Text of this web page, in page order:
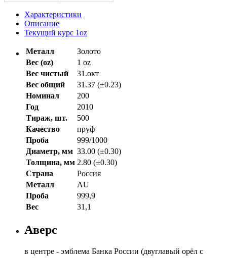
Характеристики
Описание
Текущий курс 1oz
Металл
Золото
Вес (oz)
1 oz
Вес чистый
31.окт
Вес общий
31.37 (±0.23)
Номинал
200
Год
2010
Тираж, шт.
500
Качество
пруф
Проба
999/1000
Диаметр, мм 33.00 (±0.30)
Толщина, мм 2.80 (±0.30)
Страна
Россия
Металл
AU
Проба
999,9
Вес
31,1
Аверс
в центре - эмблема Банка России (двуглавый орёл с